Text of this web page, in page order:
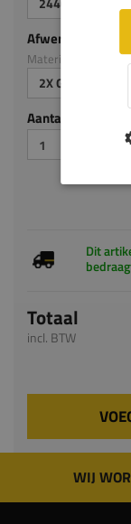
Afwerking
Materiaal: MDF
2X GEGROND
Aantal stuks
Dit
Totaal
incl. BTW
WIJ